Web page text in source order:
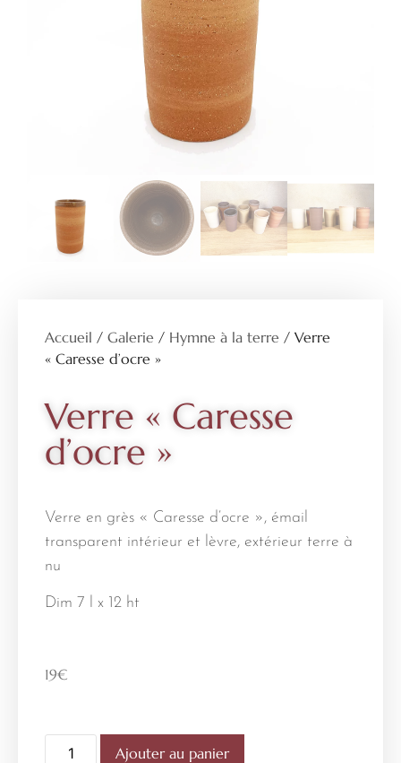
Accueil / Galerie / Hymne à la terre / Verre
« Caresse d’ocre »
Verre « Caresse
d’ocre »
Verre en grès « Caresse d’ocre », émail
transparent intérieur et lèvre, extérieur terre à
nu
Dim 7 l x 12 ht
19€
Ajouter au panier